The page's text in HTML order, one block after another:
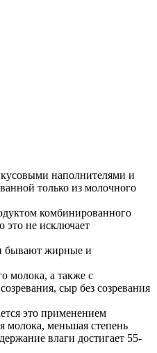
наполнителями и
только из молочного
комбинированного
это не исключает
бывают жирные и
молока, а также с
сыр без созревания
это применением
молока, меньшая степень
влаги достигает 55-